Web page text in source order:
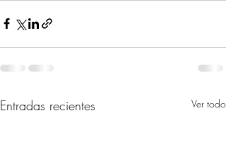
Entradas recientes Ver todo